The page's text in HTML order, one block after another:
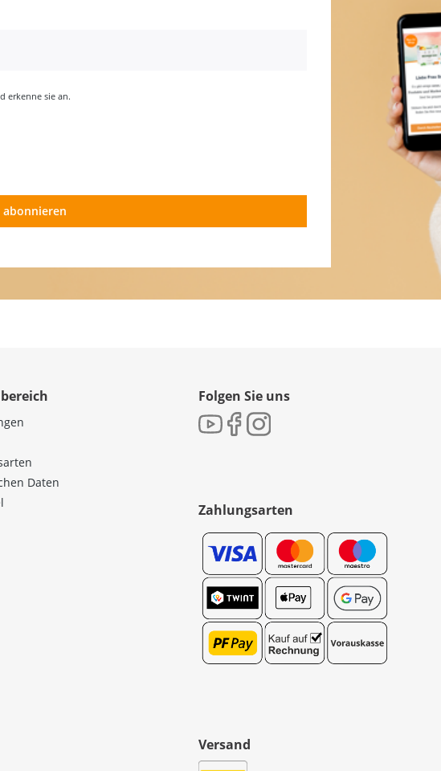
erkenne sie an.
Daten
Folgen Sie uns
Zahlungsarten
Versand